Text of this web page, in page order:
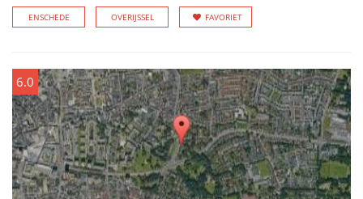
ENSCHEDE OVERIJSSEL FAVORIET
6.0